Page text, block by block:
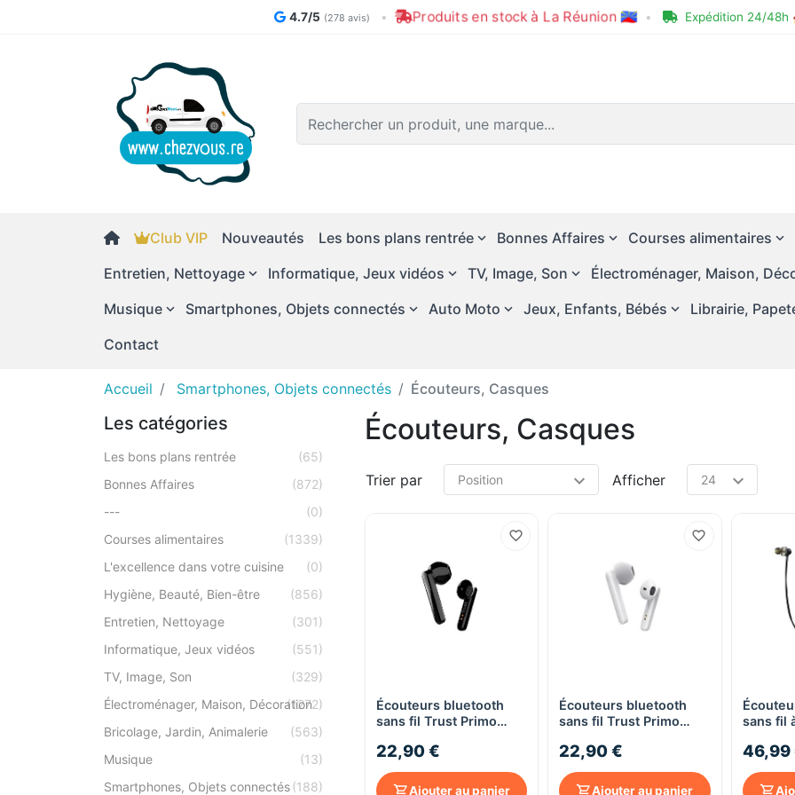
4.7/5 (278 avis) • Produits en stock à La Réunion 🇷🇪 • Expédition 24/48h
Club VIP Nouveautés Les bons plans rentrée Bonnes Affaires Courses alimentaires
Entretien, Nettoyage
Informatique, Jeux vidéos TV, Image, Son Électroménager, Maison,
Musique
Smartphones, Objets connectés Auto Moto Jeux, Enfants, Bébés Librairie,
Contact
Accueil Smartphones, Objets connectés Écouteurs, Casques
Les catégories
Les bons plans rentrée
(65)
Bonnes Affaires
(872)
---
(0)
Courses alimentaires
(1339)
L'excellence dans votre cuisine
(0)
Hygiène, Beauté, Bien-être
(856)
Entretien, Nettoyage
(301)
Informatique, Jeux vidéos
(551)
TV, Image, Son
(329)
Électroménager, Maison, Décoration
(1272)
Bricolage, Jardin, Animalerie
(563)
Musique
(13)
Smartphones, Objets connectés(188)
Écouteurs, Casques
Trier par Afficher
Aperçu rapide
Écouteurs bluetooth
sans fil Trust Primo
22,90 €
Ajouter au panier
Aperçu rapide
Écouteurs bluetooth
sans fil Trust Primo
22,90 €
Ajouter au panier
sans fil
Volkano
46,99